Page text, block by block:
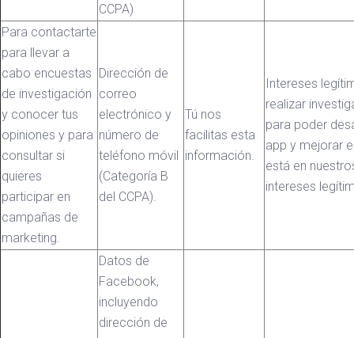
CCPA)
Para contactarte
para llevar a
cabo encuestas
de investigación
y conocer tus
opiniones y para
consultar si
quieres
participar en
campañas de
marketing.
Dirección de
correo
electrónico y
número de
teléfono móvil
(Categoría B
del CCPA).
Tú nos
facilitas esta
información.
Intereses
realizar
para poder
app y mejorar
está en
intereses
Datos de
Facebook,
incluyendo
dirección de